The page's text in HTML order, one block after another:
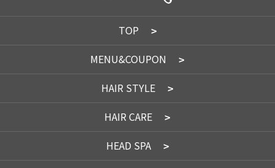
TOP
MENU&COUPON
HAIR STYLE
HAIR CARE
HEAD SPA